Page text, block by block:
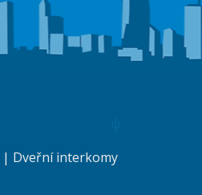
| Dveřní interkomy